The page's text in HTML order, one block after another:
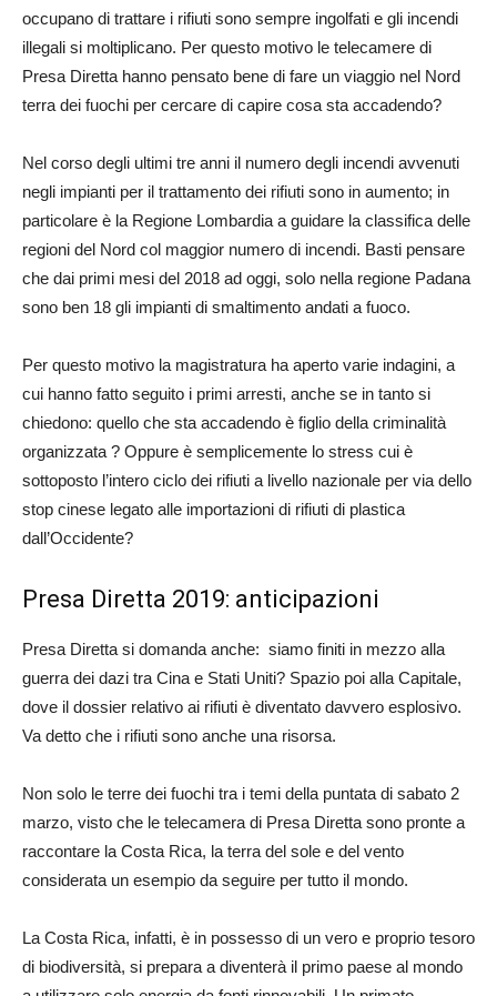
occupano di trattare i rifiuti sono sempre ingolfati e gli incendi
illegali si moltiplicano. Per questo motivo le telecamere di
Presa Diretta hanno pensato bene di fare un viaggio nel Nord
terra dei fuochi per cercare di capire cosa sta accadendo?
Nel corso degli ultimi tre anni il numero degli incendi avvenuti
negli impianti per il trattamento dei rifiuti sono in aumento; in
particolare è la Regione Lombardia a guidare la classifica delle
regioni del Nord col maggior numero di incendi. Basti pensare
che dai primi mesi del 2018 ad oggi, solo nella regione Padana
sono ben 18 gli impianti di smaltimento andati a fuoco.
Per questo motivo la magistratura ha aperto varie indagini, a
cui hanno fatto seguito i primi arresti, anche se in tanto si
chiedono: quello che sta accadendo è figlio della criminalità
organizzata ? Oppure è semplicemente lo stress cui è
sottoposto l’intero ciclo dei rifiuti a livello nazionale per via dello
stop cinese legato alle importazioni di rifiuti di plastica
dall’Occidente?
Presa Diretta 2019: anticipazioni
Presa Diretta si domanda anche: siamo finiti in mezzo alla
guerra dei dazi tra Cina e Stati Uniti? Spazio poi alla Capitale,
dove il dossier relativo ai rifiuti è diventato davvero esplosivo.
Va detto che i rifiuti sono anche una risorsa.
Non solo le terre dei fuochi tra i temi della puntata di sabato 2
marzo, visto che le telecamera di Presa Diretta sono pronte a
raccontare la Costa Rica, la terra del sole e del vento
considerata un esempio da seguire per tutto il mondo.
La Costa Rica, infatti, è in possesso di un vero e proprio tesoro
di biodiversità, si prepara a diventerà il primo paese al mondo